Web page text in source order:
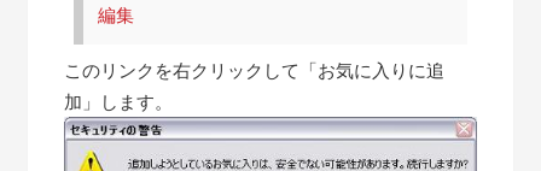
編集
このリンクを右クリックして「お気に入りに追
加」します。